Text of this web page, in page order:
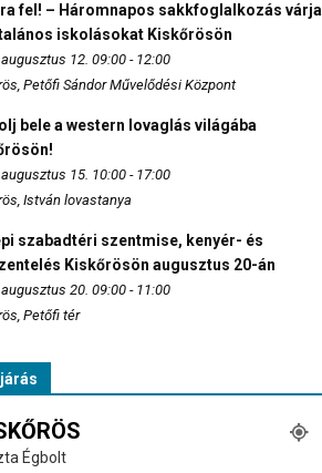
fel! – Háromnapos sakkfoglalkozás várja
iskolásokat Kiskőrösön
12. 09:00 - 12:00
Petőfi Sándor Művelődési Központ
bele a western lovaglás világába
15. 10:00 - 17:00
István lovastanya
szabadtéri szentmise, kenyér- és
Kiskőrösön augusztus 20-án
20. 09:00 - 11:00
Petőfi tér
Égbolt